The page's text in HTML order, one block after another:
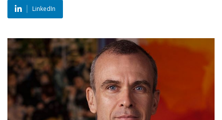
LinkedIn